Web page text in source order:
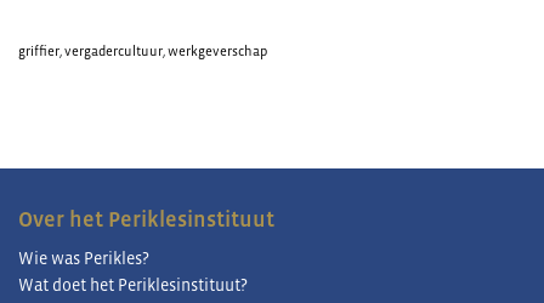
griffier,vergadercultuur,werkgeverschap
Over het Periklesinstituut
Wie was Perikles?
Wat doet het Periklesinstituut?